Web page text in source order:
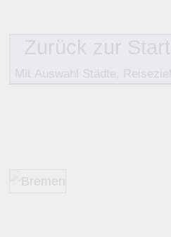
Mit Auswahl Städte,